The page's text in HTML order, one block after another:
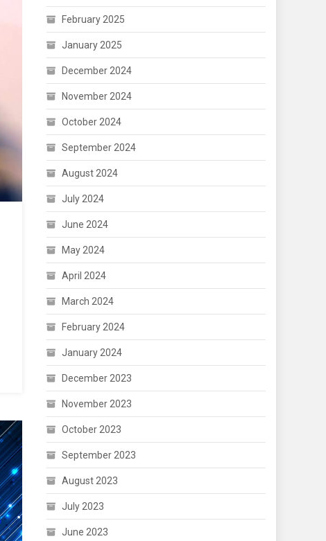
February 2025
January 2025
December 2024
November 2024
October 2024
September 2024
August 2024
July 2024
June 2024
May 2024
April 2024
March 2024
February 2024
January 2024
December 2023
November 2023
October 2023
September 2023
August 2023
July 2023
June 2023